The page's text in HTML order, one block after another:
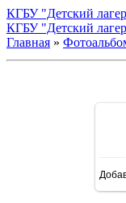
КГБУ "Детский
КГБУ "Детский
Главная »